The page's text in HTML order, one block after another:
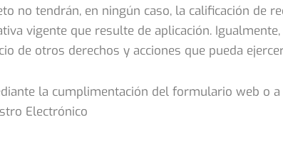
no tendrán, en ningún caso, la calificación de
vigente que resulte de aplicación.
de otros derechos y acciones que pueda
la cumplimentación del formulario web o
Electrónico